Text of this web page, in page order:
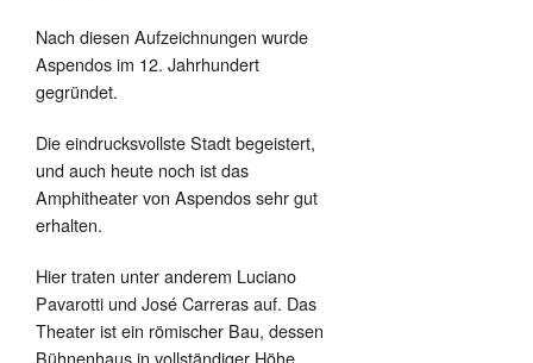
Nach diesen Aufzeichnungen wurde
Aspendos im 12. Jahrhundert
gegründet.
Die eindrucksvollste Stadt begeistert,
und auch heute noch ist das
Amphitheater von Aspendos sehr gut
erhalten.
Hier traten unter anderem Luciano
Pavarotti und José Carreras auf. Das
Theater ist ein römischer Bau, dessen
Bühnenhaus in vollständiger Höhe